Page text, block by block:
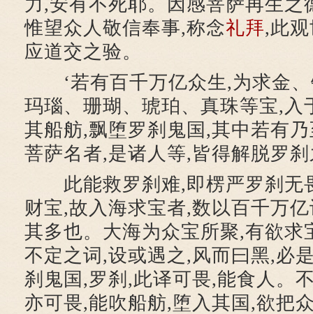
力,安有不死耶。因感菩萨再生之
惟望众人敬信奉事,称念礼拜,此
应道交之验。
‘若有百千万亿众生,为求金、
玛瑙、珊瑚、琥珀、真珠等宝,入
其船舫,飘堕罗刹鬼国,其中若有
菩萨名者,是诸人等,皆得解脱罗
此能救罗刹难,即楞严罗刹无
财宝,故入海求宝者,数以百千万
其多也。大海为众宝所聚,有欲求
不定之词,设或遇之,风而曰黑,必
刹鬼国,罗刹,此译可畏,能食人。
亦可畏,能吹船舫,堕入其国,欲把